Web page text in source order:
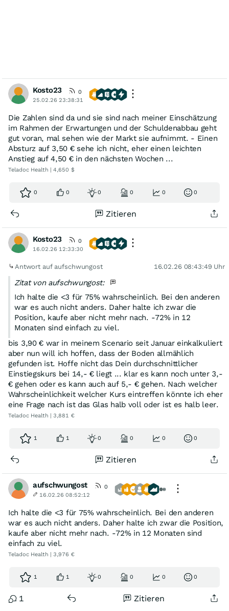
Kosto23
0
25.02.26 23:38:31
Die Zahlen sind da und sie sind nach meiner Einschätzung
im Rahmen der Erwartungen und der Schuldenabbau geht
gut voran, mal sehen wie der Markt sie aufnimmt. - Einen
Absturz auf 3,50 € sehe ich nicht, eher einen leichten
Anstieg auf 4,50 € in den nächsten Wochen ...
Teladoc Health | 4,650 $
0 0 0 0 0 0
Zitieren
Kosto23
0
16.02.26 12:33:30
Antwort auf aufschwungost 16.02.26 08:43:49 Uhr
Zitat von aufschwungost:
Ich halte die <3 für 75% wahrscheinlich. Bei den anderen
war es auch nicht anders. Daher halte ich zwar die
Position, kaufe aber nicht mehr nach. -72% in 12
Monaten sind einfach zu viel.
bis 3,90 € war in meinem Scenario seit Januar einkalkuliert
aber nun will ich hoffen, dass der Boden allmählich
gefunden ist. Hoffe nicht das Dein durchschnittlicher
Einstiegskurs bei 14,- € liegt ... klar es kann noch unter 3,-
€ gehen oder es kann auch auf 5,- € gehen. Nach welcher
Wahrscheinlichkeit welcher Kurs eintreffen könnte ich eher
eine Frage nach ist das Glas halb voll oder ist es halb leer.
Teladoc Health | 3,881 €
1 1 0 0 0 0
Zitieren
aufschwungost
0
16.02.26 08:52:12
Ich halte die <3 für 75% wahrscheinlich. Bei den anderen
war es auch nicht anders. Daher halte ich zwar die Position,
kaufe aber nicht mehr nach. -72% in 12 Monaten sind
einfach zu viel.
Teladoc Health | 3,976 €
1 1 0 0 0 0
1 Zitieren